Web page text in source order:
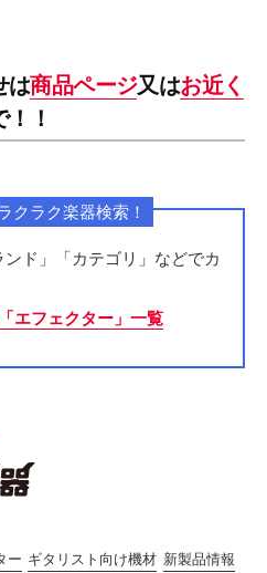
は商品ページ又はお近く
！
クラク楽器検索！
ド」「カテゴリ」などでカ
エフェクター」一覧
ー ギタリスト向け機材 新製品情報